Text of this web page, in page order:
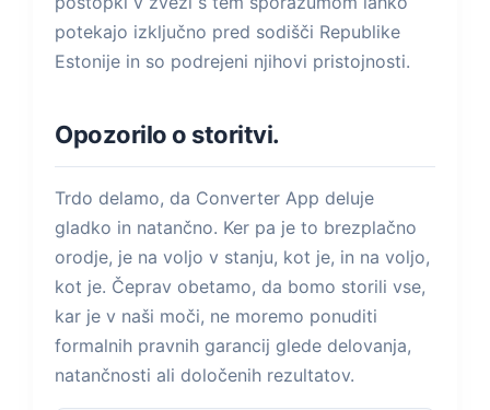
potekajo izključno pred sodišči Republike
Estonije in so podrejeni njihovi pristojnosti.
Opozorilo o storitvi.
Trdo delamo, da Converter App deluje
gladko in natančno. Ker pa je to brezplačno
orodje, je na voljo v stanju, kot je, in na voljo,
kot je. Čeprav obetamo, da bomo storili vse,
kar je v naši moči, ne moremo ponuditi
formalnih pravnih garancij glede delovanja,
natančnosti ali določenih rezultatov.